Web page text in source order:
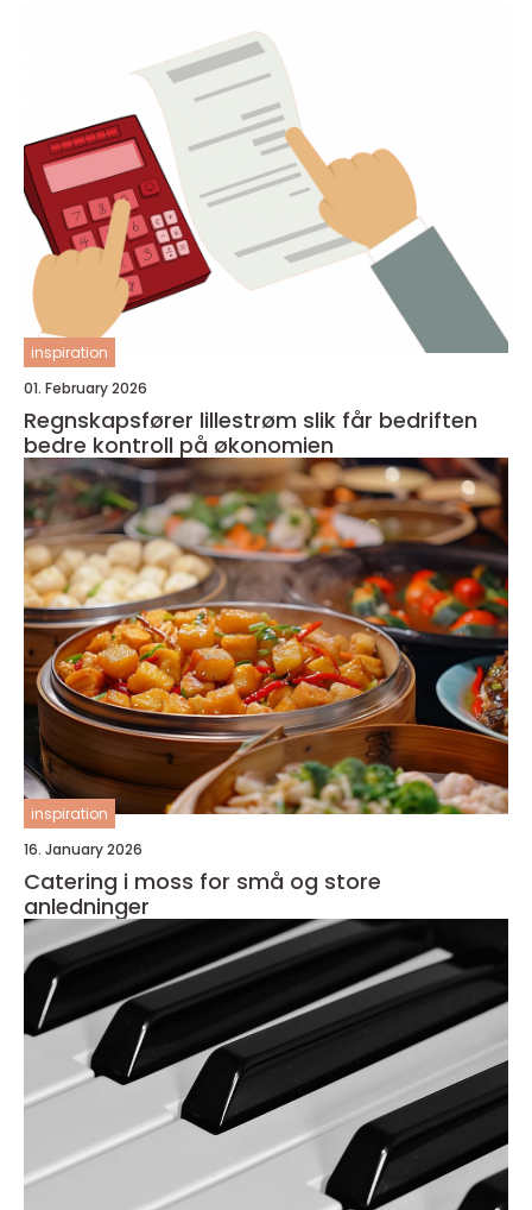
inspiration
01. February 2026
Regnskapsfører lillestrøm slik får bedriften
bedre kontroll på økonomien
inspiration
16. January 2026
Catering i moss for små og store
anledninger